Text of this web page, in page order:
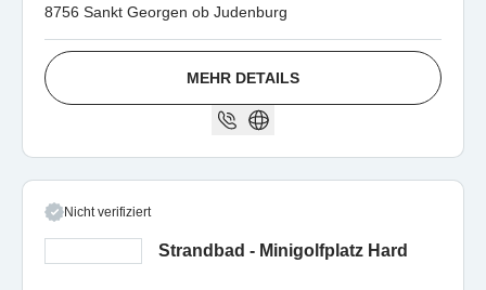
8756 Sankt Georgen ob Judenburg
MEHR DETAILS
Nicht verifiziert
Strandbad - Minigolfplatz Hard